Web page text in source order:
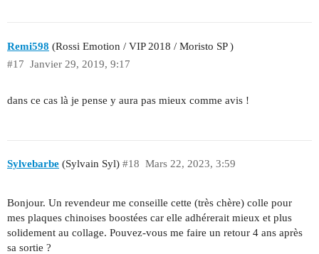
Remi598 (Rossi Emotion / VIP 2018 / Moristo SP )
Janvier 29, 2019, 9:17
#17
dans ce cas là je pense y aura pas mieux comme avis !
Sylvebarbe (Sylvain Syl) Mars 22, 2023, 3:59
#18
Bonjour. Un revendeur me conseille cette (très chère) colle pour
mes plaques chinoises boostées car elle adhérerait mieux et plus
solidement au collage. Pouvez-vous me faire un retour 4 ans après
sa sortie ?